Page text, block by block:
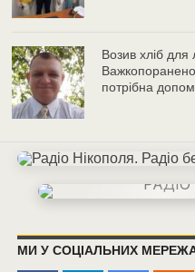
Возив хліб для
потрібна
МИ У СОЦІАЛЬНИХ